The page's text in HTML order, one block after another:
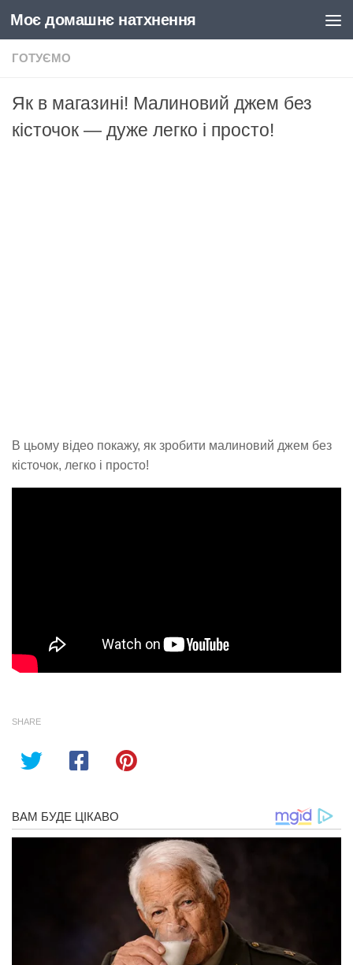
Skip to content
Моє домашнє натхнення
ГОТУЄМО
Як в магазині! Малиновий джем без
кісточок — дуже легко і просто!
В цьому відео покажу, як зробити малиновий джем без
кісточок, легко і просто!
SHARE